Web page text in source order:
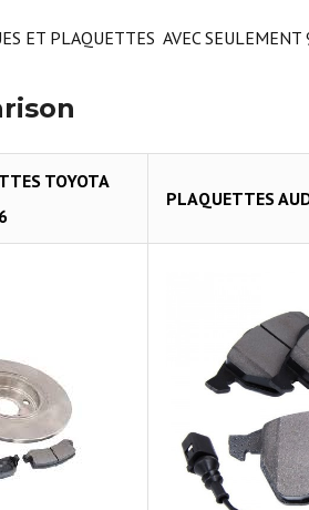
ET PLAQUETTES AVEC
TOYOTA
PLAQUETTES